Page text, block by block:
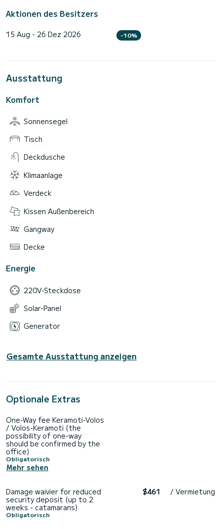
Aktionen des Besitzers
15 Aug - 26 Dez 2026 -10%
Ausstattung
Komfort
Sonnensegel
Tisch
Deckdusche
Klimaanlage
Verdeck
Kissen Außenbereich
Gangway
Decke
Energie
220V-Steckdose
Solar-Panel
Generator
Gesamte Ausstattung anzeigen
Optionale Extras
One-Way fee Keramoti-Volos
/ Volos-Keramoti (the
possibility of one-way
should be confirmed by the
office)
Obligatorisch
Mehr sehen
Damage waivier for reduced
security deposit (up to 2
weeks - catamarans)
Obligatorisch
$461 / Vermietung